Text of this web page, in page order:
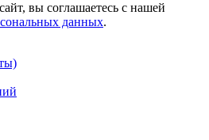
вы соглашаетесь с нашей
данных.